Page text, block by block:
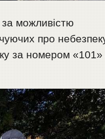
можливістю
про
за номером